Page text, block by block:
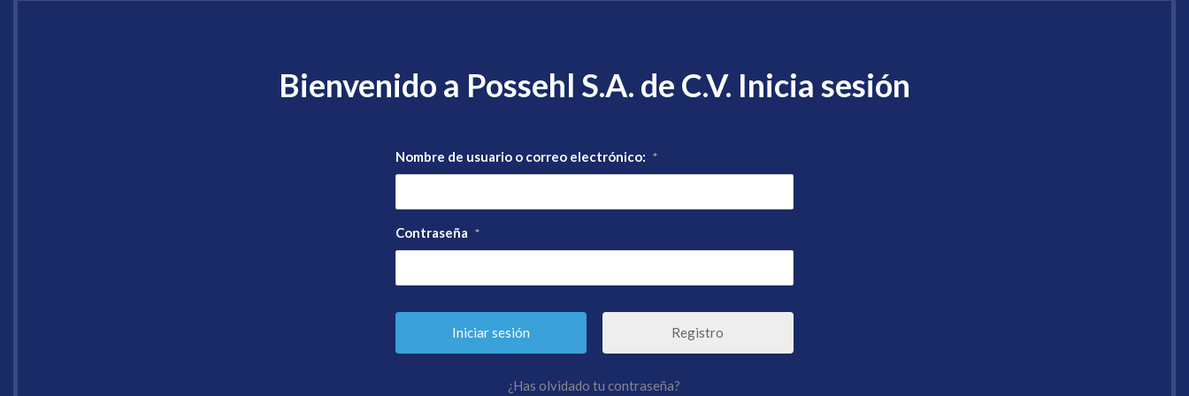
Bienvenido a Possehl S.A. de C.V. Inicia sesión
Nombre de usuario o correo electrónico: *
Contraseña *
Registro
¿Has olvidado tu contraseña?